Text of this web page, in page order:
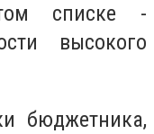
списке -
высокого
бюджетника,